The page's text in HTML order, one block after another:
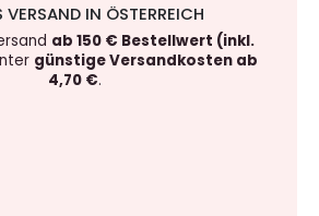
VERSAND IN ÖSTERREICH
ab 150 € Bestellwert (inkl.
günstige Versandkosten ab
4,70 €.